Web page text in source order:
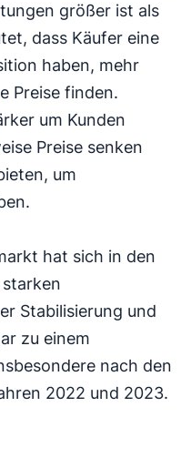
größer ist als
dass Käufer eine
haben, mehr
Preise finden.
um Kunden
Preise senken
um
hat sich in den
Stabilisierung und
zu einem
nach den
2022 und 2023.